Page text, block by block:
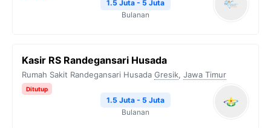
1.5 Juta - 5 Juta
Bulanan
Kasir RS Randegansari Husada
Rumah Sakit Randegansari Husada Gresik, Jawa Timur
Ditutup
1.5 Juta - 5 Juta
Bulanan